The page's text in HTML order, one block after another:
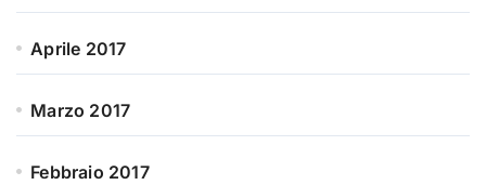
Aprile 2017
Marzo 2017
Febbraio 2017